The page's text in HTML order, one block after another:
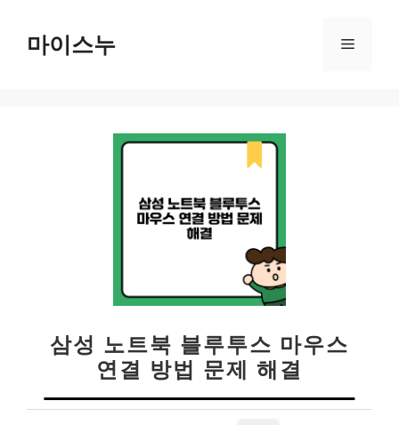
마이스누 메
삼성 노트북 블루투스 마우스
연결 방법 문제 해결